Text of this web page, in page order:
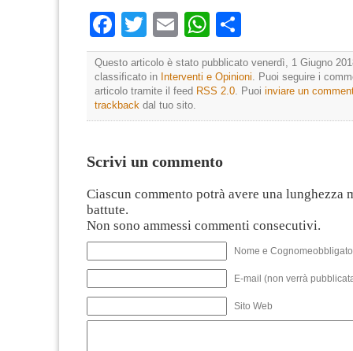
Facebook
TwitterEmailWhatsApp
Questo articolo è stato pubblicato venerdì, 1 Giugno
classificato in Interventi e Opinioni. Puoi seguire i
articolo tramite il feed RSS 2.0. Puoi inviare un
trackback dal tuo sito.
Scrivi un commento
Ciascun commento potrà avere una lunghezza
battute.
Non sono ammessi commenti consecutivi.
Nome e
E-mail (non verrà
Sito Web